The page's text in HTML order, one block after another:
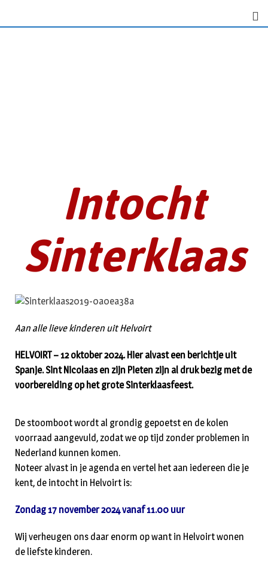
Intocht
Sinterklaas
Aan alle lieve kinderen uit Helvoirt
HELVOIRT – 12 oktober 2024. Hier alvast een berichtje uit
Spanje. Sint Nicolaas en zijn Pieten zijn al druk bezig met de
voorbereiding op het grote Sinterklaasfeest.
De stoomboot wordt al grondig gepoetst en de kolen
voorraad aangevuld, zodat we op tijd zonder problemen in
Nederland kunnen komen.
Noteer alvast in je agenda en vertel het aan iedereen die je
kent, de intocht in Helvoirt is:
Zondag 17 november 2024 vanaf 11.00 uur
Wij verheugen ons daar enorm op want in Helvoirt wonen
de liefste kinderen.